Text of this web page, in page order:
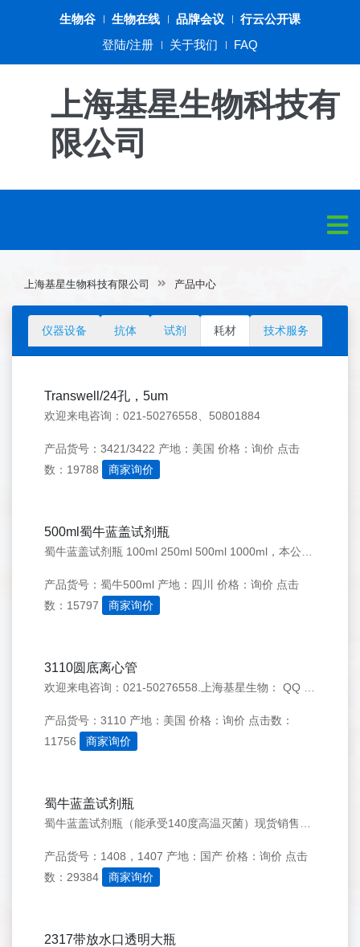
生物谷 生物在线 品牌会议
行云公开课
登陆/注册
关于我们 FAQ
上海基星生物科技有
限公司
上海基星生物科技有限公司 产品中心
仪器设备 抗体 试剂 耗材 技术服务
Transwell/24孔，5um
欢迎来电咨询：021-50276558、50801884
产品货号：3421/3422 产地：美国 价格：询价 点击
数：19788
商家询价
500ml蜀牛蓝盖试剂瓶
产品货号：蜀牛500ml 产地：四川 价格：询价 点击
数：15797
商家询价
3110圆底离心管
产品货号：3110 产地：美国 价格：询价 点击数：
11756
商家询价
蜀牛蓝盖试剂瓶
产品货号：1408，1407 产地：国产 价格：询价 点击
数：29384
商家询价
2317带放水口透明大瓶